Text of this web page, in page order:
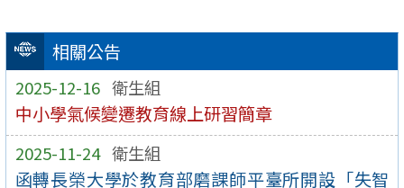
相關公告
2025-12-16 衛生組
中小學氣候變遷教育線上研習簡章
2025-11-24 衛生組
函轉長榮大學於教育部磨課師平臺所開設「失智